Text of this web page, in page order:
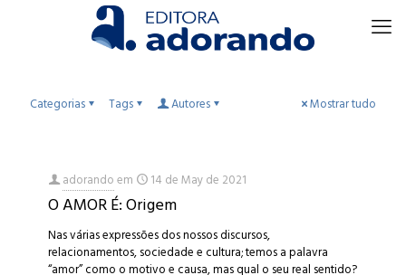
Categorias Tags Autores Mostrar tudo
adorandoem 14 de May de 2021
O AMOR É: Origem
Nas várias expressões dos nossos discursos,
relacionamentos, sociedade e cultura; temos a palavra
“amor” como o motivo e causa, mas qual o seu real sentido?